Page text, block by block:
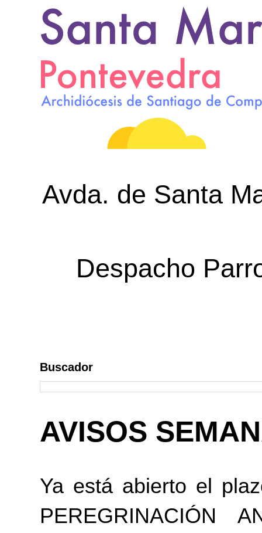
Avda. de Santa
Despacho
Buscador
AVISOS
Ya está abierto el
PEREGRINACIÓN